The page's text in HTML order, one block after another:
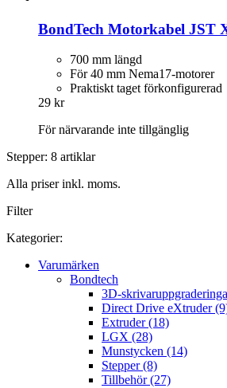
BondTech Motorkabel JST
700 mm längd
För 40 mm Nema17-motorer
Praktiskt taget förkonfigurerad
29 kr
För närvarande inte tillgänglig
Stepper: 8 artiklar
Alla priser inkl. moms.
Filter
Kategorier:
Varumärken
Bondtech
3D-
Direct Drive eXtruder
Extruder (18)
LGX (28)
Munstycken (14)
Stepper (8)
Tillbehör (27)